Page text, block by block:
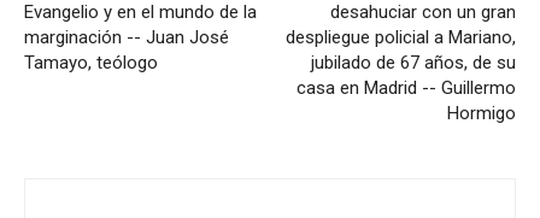
Evangelio y en el mundo de la
marginación -- Juan José
Tamayo, teólogo
desahuciar con un gran
despliegue policial a Mariano,
jubilado de 67 años, de su
casa en Madrid -- Guillermo
Hormigo